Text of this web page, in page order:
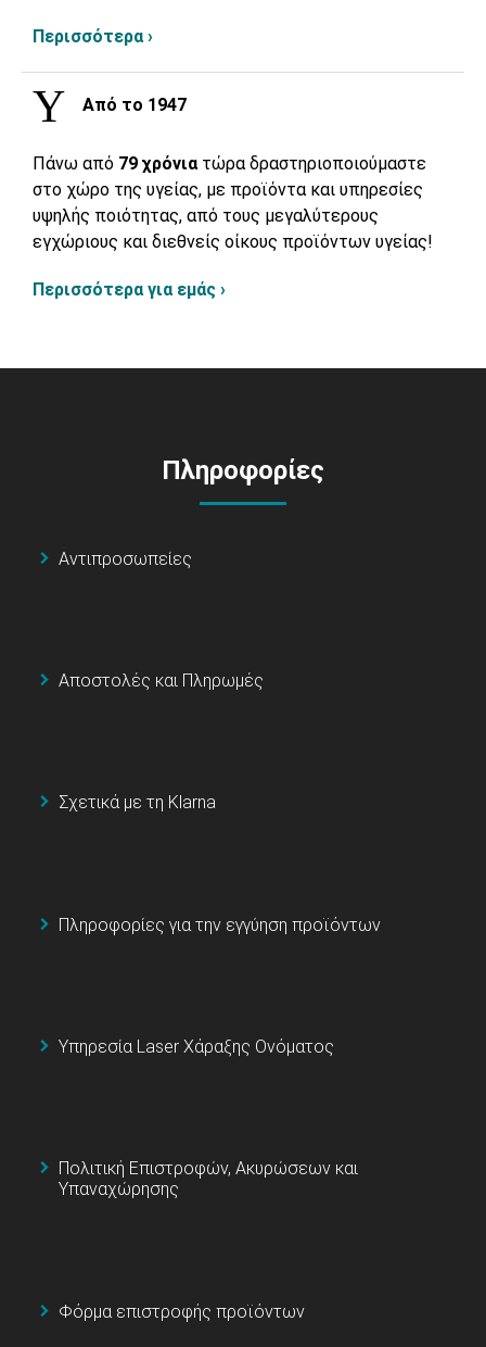
Περισσότερα ›
Από το 1947
Πάνω από 79 χρόνια τώρα δραστηριοποιούμαστε
στο χώρο της υγείας, με προϊόντα και υπηρεσίες
υψηλής ποιότητας, από τους μεγαλύτερους
εγχώριους και διεθνείς οίκους προϊόντων υγείας!
Περισσότερα για εμάς ›
Πληροφορίες
Αντιπροσωπείες
Αποστολές και Πληρωμές
Σχετικά με τη Klarna
Πληροφορίες για την εγγύηση προϊόντων
Υπηρεσία Laser Χάραξης Ονόματος
Πολιτική Επιστροφών, Ακυρώσεων και
Υπαναχώρησης
Φόρμα επιστροφής προϊόντων